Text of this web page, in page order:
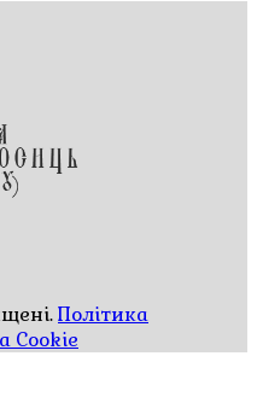
Політика
Cookie